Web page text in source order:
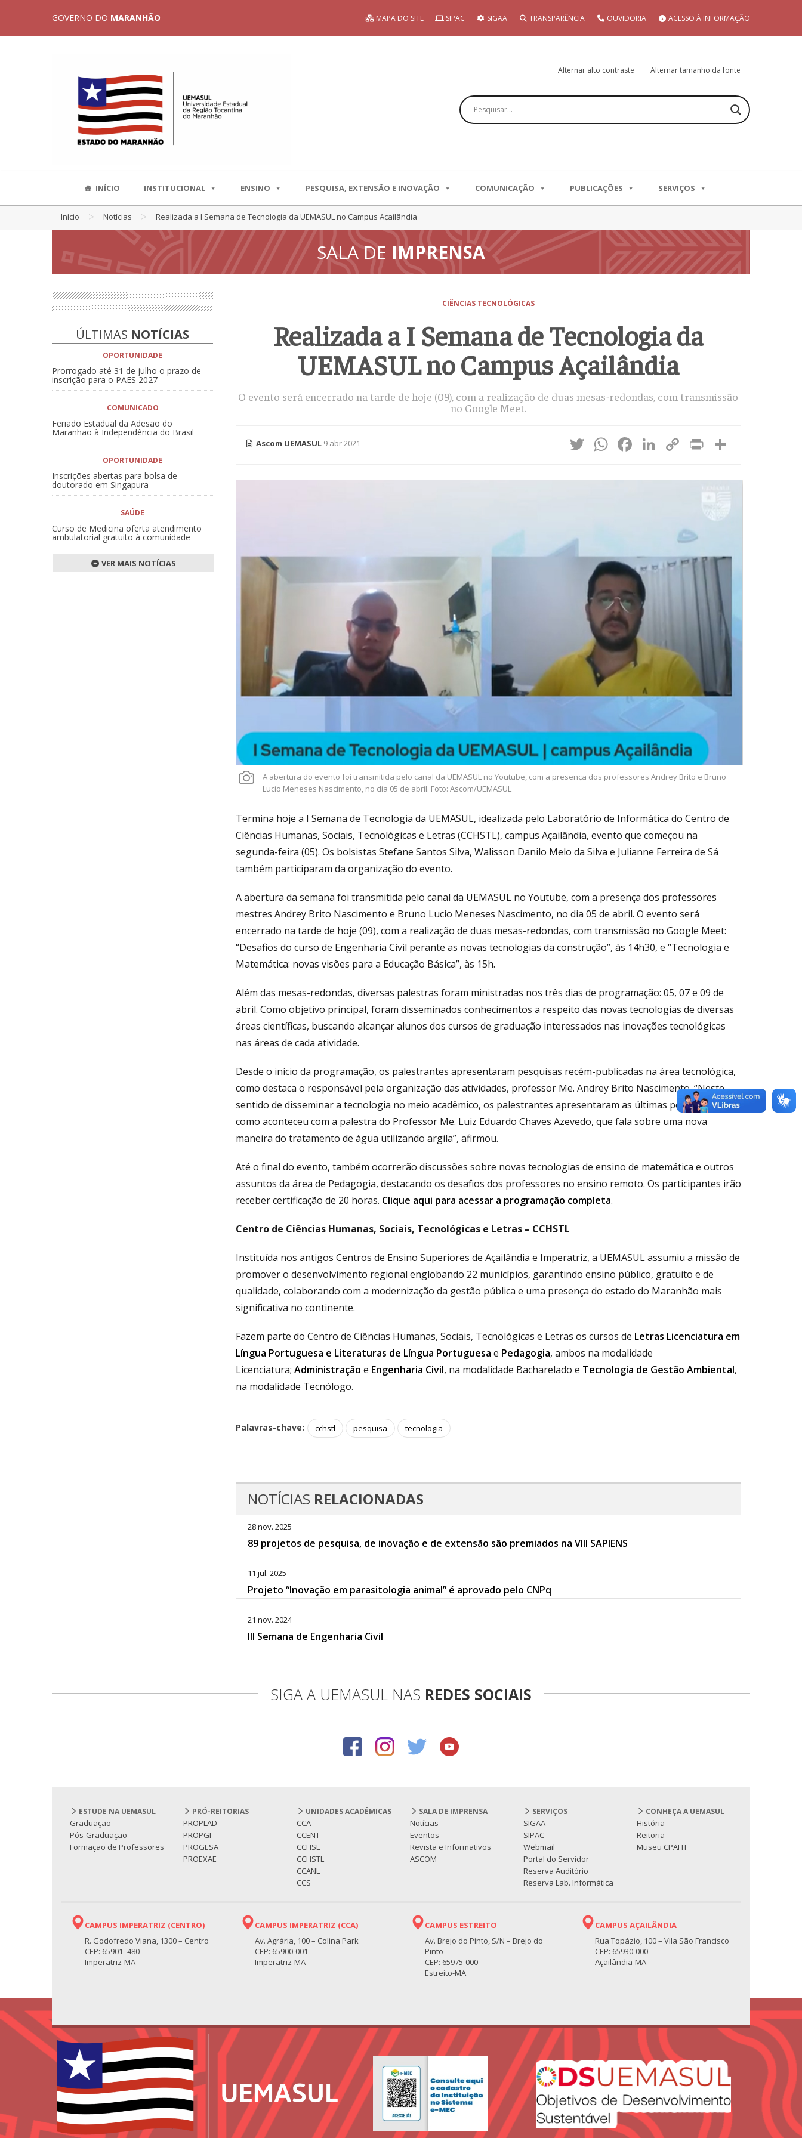
GOVERNO DO MARANHÃO MAPA DO SITE SIPAC SIGAA TRANSPARÊNCIA OUVIDORIA ACESSO À INFORMAÇÃO
Alternar alto contraste Alternar tamanho da fonte
Pesquisar
INÍCIO INSTITUCIONAL ENSINO PESQUISA, EXTENSÃO E INOVAÇÃO COMUNICAÇÃO PUBLICAÇÕES SERVIÇOS
Início > Notícias > Realizada a I Semana de Tecnologia da UEMASUL no Campus Açailândia
SALA DE IMPRENSA
ÚLTIMAS NOTÍCIAS
OPORTUNIDADE
Prorrogado até 31 de julho o prazo de
inscrição para o PAES 2027
COMUNICADO
Feriado Estadual da Adesão do
Maranhão à Independência do Brasil
OPORTUNIDADE
Inscrições abertas para bolsa de
doutorado em Singapura
SAÚDE
Curso de Medicina oferta atendimento
ambulatorial gratuito à comunidade
VER MAIS NOTÍCIAS
CIÊNCIAS TECNOLÓGICAS
Realizada a I Semana de Tecnologia da
UEMASUL no Campus Açailândia
O evento será encerrado na tarde de hoje (09), com a realização de duas mesas-redondas, com transmissão
no Google Meet.
Ascom UEMASUL 9 abr 2021 Twitter
WhatsApp
Facebook
LinkedIn
CopyPrint
A abertura do evento foi transmitida pelo canal da UEMASUL no Youtube, com a presença dos professores Andrey Brito e Bruno
Lucio Meneses Nascimento, no dia 05 de abril. Foto: Ascom/UEMASUL
Termina hoje a I Semana de Tecnologia da UEMASUL, idealizada pelo Laboratório de Informática do Centro de
Ciências Humanas, Sociais, Tecnológicas e Letras (CCHSTL), campus Açailândia, evento que começou na
segunda-feira (05). Os bolsistas Stefane Santos Silva, Walisson Danilo Melo da Silva e Julianne Ferreira de Sá
também participaram da organização do evento.
A abertura da semana foi transmitida pelo canal da UEMASUL no Youtube, com a presença dos professores
mestres Andrey Brito Nascimento e Bruno Lucio Meneses Nascimento, no dia 05 de abril. O evento será
encerrado na tarde de hoje (09), com a realização de duas mesas-redondas, com transmissão no Google Meet:
“Desafios do curso de Engenharia Civil perante as novas tecnologias da construção”, às 14h30, e “Tecnologia e
Matemática: novas visões para a Educação Básica”, às 15h.
Além das mesas-redondas, diversas palestras foram ministradas nos três dias de programação: 05, 07 e 09 de
abril. Como objetivo principal, foram disseminados conhecimentos a respeito das novas tecnologias de diversas
áreas científicas, buscando alcançar alunos dos cursos de graduação interessados nas inovações tecnológicas
nas áreas de cada atividade.
Desde o início da programação, os palestrantes apresentaram pesquisas recém-publicadas na área tecnológica,
como destaca o responsável pela organização das atividades, professor Me. Andrey Brito Nascimento. “Neste
sentido de disseminar a tecnologia no meio acadêmico, os palestrantes apresentaram as últimas pesquisas,
como aconteceu com a palestra do Professor Me. Luiz Eduardo Chaves Azevedo, que fala sobre uma nova
maneira do tratamento de água utilizando argila”, afirmou.
Até o final do evento, também ocorrerão discussões sobre novas tecnologias de ensino de matemática e outros
assuntos da área de Pedagogia, destacando os desafios dos professores no ensino remoto. Os participantes irão
receber certificação de 20 horas. Clique aqui para acessar a programação completa.
Centro de Ciências Humanas, Sociais, Tecnológicas e Letras – CCHSTL
Instituída nos antigos Centros de Ensino Superiores de Açailândia e Imperatriz, a UEMASUL assumiu a missão de
promover o desenvolvimento regional englobando 22 municípios, garantindo ensino público, gratuito e de
qualidade, colaborando com a modernização da gestão pública e uma presença do estado do Maranhão mais
significativa no continente.
Fazem parte do Centro de Ciências Humanas, Sociais, Tecnológicas e Letras os cursos de Letras Licenciatura em
Língua Portuguesa e Literaturas de Língua Portuguesa e Pedagogia, ambos na modalidade
Licenciatura; Administração e Engenharia Civil, na modalidade Bacharelado e Tecnologia de Gestão Ambiental,
na modalidade Tecnólogo.
Palavras-chave: cchstl pesquisa tecnologia
NOTÍCIAS RELACIONADAS
28 nov. 2025
89 projetos de pesquisa, de inovação e de extensão são premiados na VIII SAPIENS
11 jul. 2025
Projeto “Inovação em parasitologia animal” é aprovado pelo CNPq
21 nov. 2024
III Semana de Engenharia Civil
SIGA A UEMASUL NAS REDES SOCIAIS
ESTUDE NA UEMASUL
Graduação
Pós-Graduação
Formação de Professores
PRÓ-REITORIAS
PROPLAD
PROPGI
PROGESA
PROEXAE
UNIDADES ACADÊMICAS
CCA
CCENT
CCHSL
CCHSTL
CCANL
CCS
SALA DE IMPRENSA
Notícias
Eventos
Revista e Informativos
ASCOM
SERVIÇOS
SIGAA
SIPAC
Webmail
Portal do Servidor
Reserva Auditório
Reserva Lab. Informática
CONHEÇA A UEMASUL
História
Reitoria
Museu CPAHT
CAMPUS IMPERATRIZ (CENTRO)
R. Godofredo Viana, 1300 – Centro
CEP: 65901- 480
Imperatriz-MA
CAMPUS IMPERATRIZ (CCA)
Av. Agrária, 100 – Colina Park
CEP: 65900-001
Imperatriz-MA
CAMPUS ESTREITO
Av. Brejo do Pinto, S/N – Brejo do
Pinto
CEP: 65975-000
Estreito-MA
CAMPUS AÇAILÂNDIA
Rua Topázio, 100 – Vila São Francisco
CEP: 65930-000
Açailândia-MA